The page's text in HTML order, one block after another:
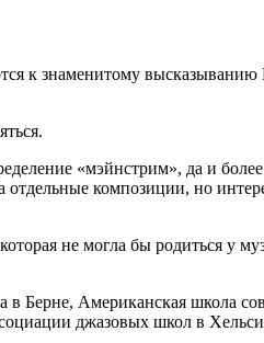
к знаменитому
«мэйнстрим», да и
отдельные композиции, но
не могла бы родиться у
в Берне, Американская школа
джазовых школ в